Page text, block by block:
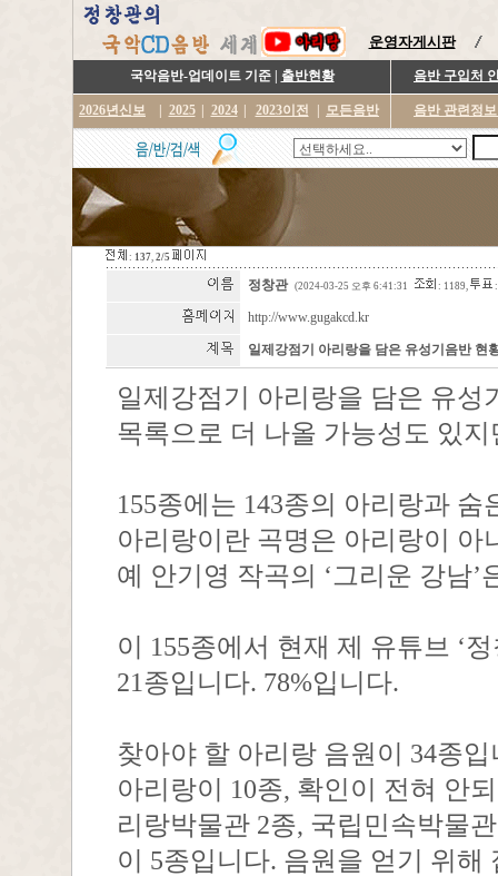
운영자게시판
국악음반-업데이트 기준 | 출반현황 음반 구입처
2026년신보 2025 2024 2023이전 모든음반 음반 관련정
: 137, 2/5
정창관 (2024-03-25 오후 6:41:31 : 1189,
http://www.gugakcd.kr
일제강점기 아리랑을 담은 유성기음반 현
일제강점기 아리랑을 담은 유성
목록으로 더 나올 가능성도 있
155종에는 143종의 아리랑과
아리랑이란 곡명은 아리랑이
예 안기영 작곡의 ‘그리운 강남’
이 155종에서 현재 제 유튜브 ‘
21종입니다. 78%입니다.
찾아야 할 아리랑 음원이 34종
아리랑이 10종, 확인이 전혀 안
리랑박물관 2종, 국립민속박물
이 5종입니다. 음원을 얻기 위